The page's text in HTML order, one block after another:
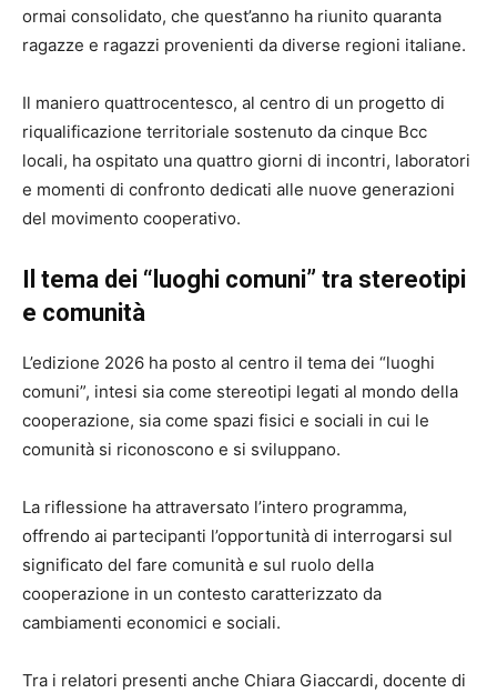
ormai consolidato, che quest’anno ha riunito quaranta
ragazze e ragazzi provenienti da diverse regioni italiane.
Il maniero quattrocentesco, al centro di un progetto di
riqualificazione territoriale sostenuto da cinque Bcc
locali, ha ospitato una quattro giorni di incontri, laboratori
e momenti di confronto dedicati alle nuove generazioni
del movimento cooperativo.
Il tema dei “luoghi comuni” tra stereotipi
e comunità
L’edizione 2026 ha posto al centro il tema dei “luoghi
comuni”, intesi sia come stereotipi legati al mondo della
cooperazione, sia come spazi fisici e sociali in cui le
comunità si riconoscono e si sviluppano.
La riflessione ha attraversato l’intero programma,
offrendo ai partecipanti l’opportunità di interrogarsi sul
significato del fare comunità e sul ruolo della
cooperazione in un contesto caratterizzato da
cambiamenti economici e sociali.
Tra i relatori presenti anche Chiara Giaccardi, docente di